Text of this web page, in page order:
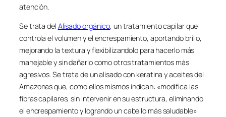
atención.
Se trata del Alisado orgánico, un tratamiento capilar que
controla el volumen y el encrespamiento, aportando brillo,
mejorando la textura y flexibilizandolo para hacerlo más
manejable y sin dañarlo como otros tratamientos más
agresivos. Se trata de un alisado con keratina y aceites del
Amazonas que, como ellos mismos indican: «modifica las
fibras capilares, sin intervenir en su estructura, eliminando
el encrespamiento y logrando un cabello más saludable»